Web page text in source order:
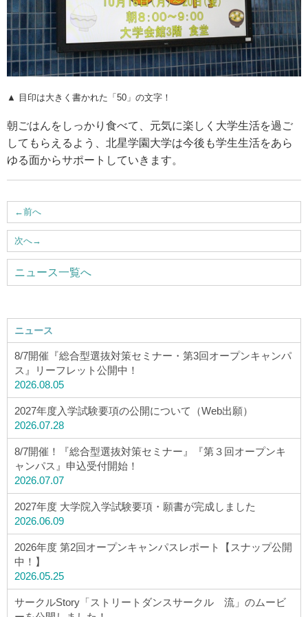
▲ 目印は大きく書かれた「50」の文字！
朝ごはんをしっかり食べて、元気に楽しく大学生活を過ご
してもらえるよう、北星学園大学は今後も学生生活をあら
ゆる面からサポートしていきます。
←前へ
次へ→
ニュース一覧へ
ニュース
8/7開催『総合型選抜対策セミナー・第3回オープンキャンパ
ス』リーフレット公開中！
2026.08.05
2027年度入学試験要項の公開について（Web出願）
2026.07.28
8/7開催！『総合型選抜対策セミナー』『第３回オープンキ
ャンパス』申込受付開始！
2026.07.07
2027年度 大学院入学試験要項・願書が完成しました
2026.06.09
2026年度 第2回オープンキャンパスレポート【スナップ公開
中！】
2026.05.25
サークルStory「ストリートダンスサークル 流」のムービ